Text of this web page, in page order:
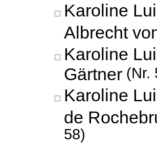
Karoline
Albrecht
Karoline
Gärtner (Nr.
Karoline
de
58)